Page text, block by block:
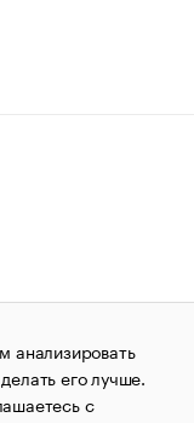
прав
Сообщения
«РБК»
надзору в сфере
анализировать
его лучше.
с